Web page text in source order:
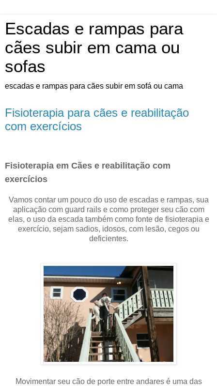
Escadas e rampas para
cães subir em cama ou
sofas
escadas e rampas para cães subir em sofá ou cama
Fisioterapia para cães e reabilitação
com exercícios
Fisioterapia em Cães e reabilitação com
exercícios
Vamos contar um pouco do uso de escadas e rampas, sua
aplicação com guard rails e como proteger seu cão com
elas, o uso da escada também como fonte de fisioterapia e
exercício, sejam sadios, idosos, com lesão, cegos ou
deficientes.
Movimentar seu cão de porte entre andares é uma das